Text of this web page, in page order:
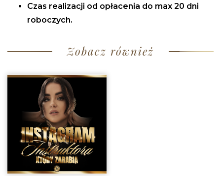
Czas realizacji od opłacenia do max 20 dni
roboczych.
Zobacz również